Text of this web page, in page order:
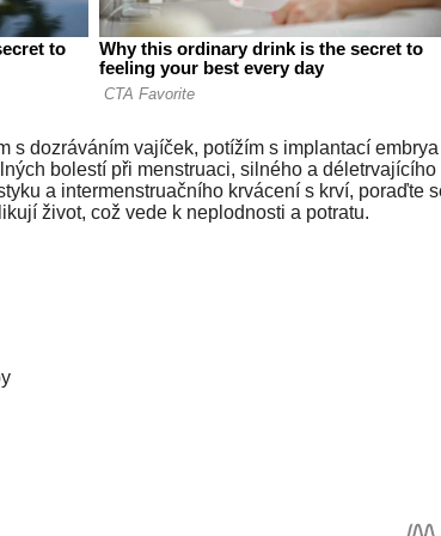
s dozráváním vajíček, potížím s implantací embrya
bolestí při menstruaci, silného a déletrvajícího
a intermenstruačního krvácení s krví, poraďte
život, což vede k neplodnosti a potratu.